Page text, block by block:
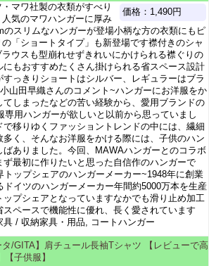
価格：1,490円
・マワ社製の衣類がすべり
人気のマワハンガーに厚み
のスリムなハンガーが登場小柄な方の衣類にもピ
の「ショートタイプ」も新登場です襟付きのシャ
ラウスも型崩れせずきれいにかけられる襟ぐりの
もおすすめたくさん掛けられる省スペース設計
っきりショートはシルバー、レギュラーはブラ
山田早織さんのコメント~ハンガーにお洋服をか
しまったなどの苦い経験から、愛用ブランドの
専用ハンガーが欲しいと以前から思っていまし
移りゆくファッショントレンドの中には、繊細
く、そんなお洋服をかける際には、子供のハン
ありました。今回、MAWAハンガーとのコラボ
最初に作りたいと思った自信作のハンガーで
ップシェアのハンガーメーカー~1948年に創業
ドイツのハンガーメーカー年間約5000万本を生産
ップシェアとなっていますなかでも滑り止め加工
ペースで機能性に優れ、長く愛されています
具 / 収納家具・用品, コートハンガー
タ/GITA】肩チュール長袖Tシャツ 【レビューで高
【子供服】